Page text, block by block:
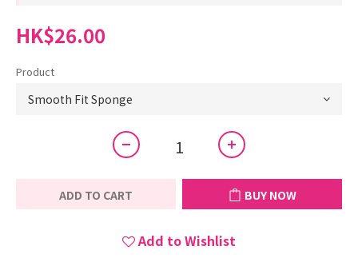
HK$26.00
Product
ADD TO CART BUY NOW
Add to Wishlist